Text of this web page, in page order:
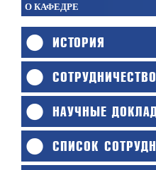
О КАФЕДРЕ
ИСТОРИЯ
СОТРУДНИЧЕСТВО
НАУЧНЫЕ
СПИСОК